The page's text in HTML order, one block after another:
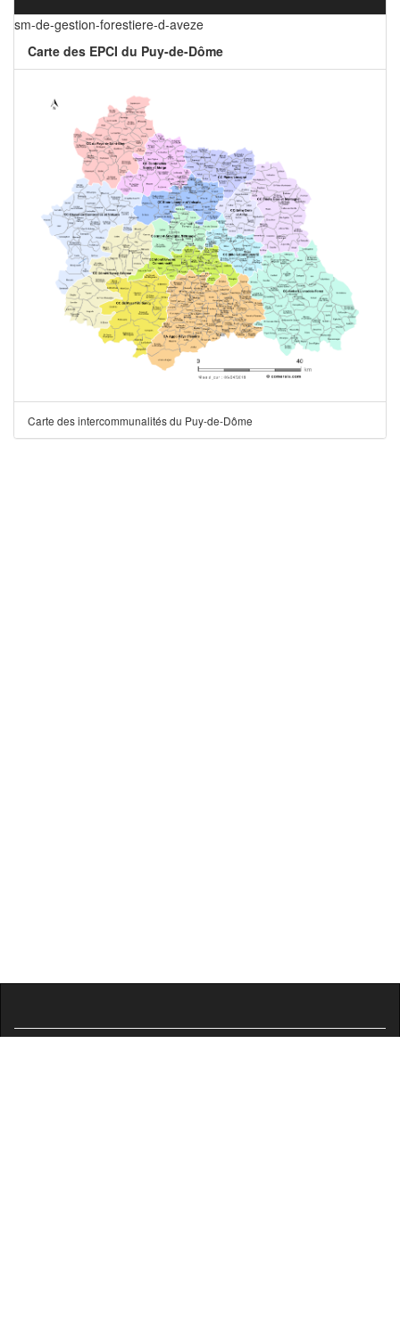
sm-de-gestion-forestiere-d-aveze
Carte des EPCI du Puy-de-Dôme
Carte des intercommunalités du Puy-de-Dôme